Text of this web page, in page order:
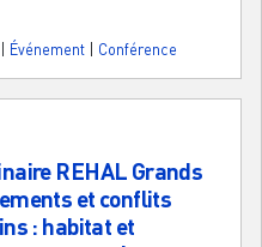
Événement Conférence
REHAL Grands
et conflits
: habitat et